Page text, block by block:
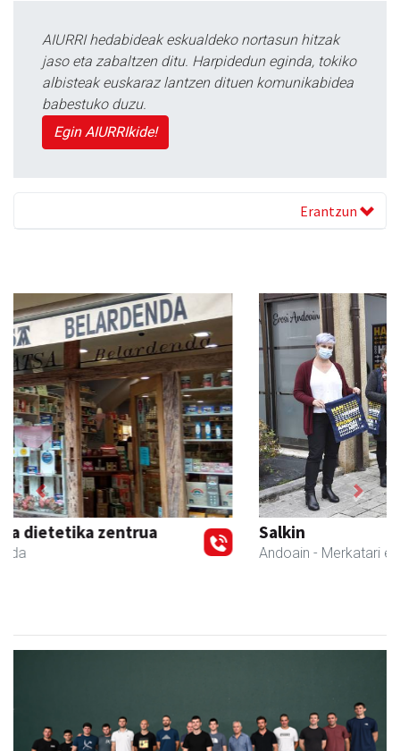
AIURRI hedabideak eskualdeko nortasun hitzak
jaso eta zabaltzen ditu. Harpidedun eginda, tokiko
albisteak euskaraz lantzen dituen komunikabidea
babestuko duzu.
Egin AIURRIkide!
Erantzun
Salkin
Andoain
Previous Next